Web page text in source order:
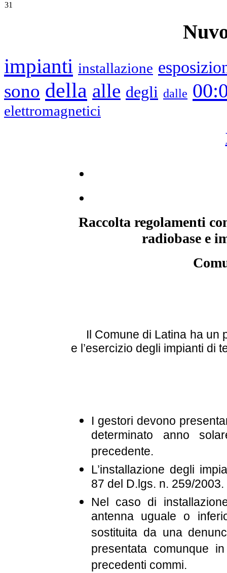
31
impianti installazione
sono della alle degli dalle
elettromagnetici
Raccolta regolamenti
radiobase e
Il Comune di Latina ha un
e l’esercizio degli impianti di
I gestori devono
determinato anno
precedente.
L’installazione degli
87 del D.lgs. n. 259/2003.
Nel caso di
antenna uguale o
sostituita da una
presentata comunque
precedenti commi.